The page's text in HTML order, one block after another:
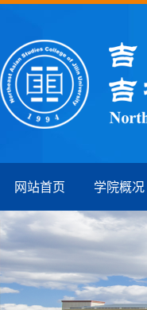
网站首页 学院概况